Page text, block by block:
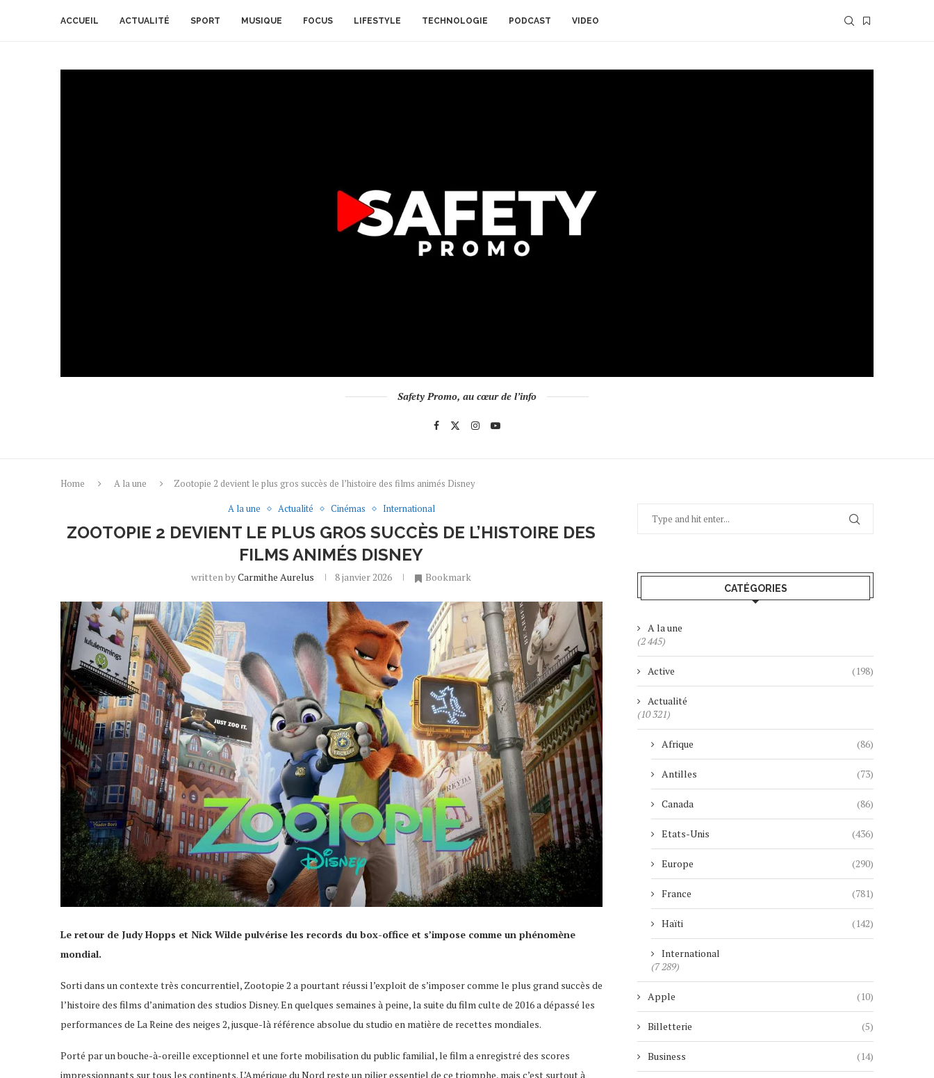
ACCUEIL ACTUALITÉ SPORT MUSIQUE FOCUS LIFESTYLE TECHNOLOGIE PODCAST VIDEO
Safety Promo, au cœur de l’info
Home A la une
Zootopie 2 devient le plus gros succès de l’histoire des films animés Disney
A la une
Actualité Cinémas International
ZOOTOPIE 2 DEVIENT LE PLUS GROS SUCCÈS DE L’HISTOIRE DES
FILMS ANIMÉS DISNEY
written byCarmithe Aurelus 8 janvier 2026 Bookmark
Le retour de Judy Hopps et Nick Wilde pulvérise les records du box-office et s’impose comme un phénomène
mondial.
Sorti dans un contexte très concurrentiel, Zootopie 2 a pourtant réussi l’exploit de s’imposer comme le plus grand succès de
l’histoire des films d’animation des studios Disney. En quelques semaines à peine, la suite du film culte de 2016 a dépassé les
performances de La Reine des neiges 2, jusque-là référence absolue du studio en matière de recettes mondiales.
Porté par un bouche-à-oreille exceptionnel et une forte mobilisation du public familial, le film a enregistré des scores
impressionnants sur tous les continents. L’Amérique du Nord reste un pilier essentiel de ce triomphe, mais c’est surtout à
CATÉGORIES
A la une
(2 445)
Active (198)
Actualité
(10 321)
Afrique (86)
Antilles (73)
Canada (86)
Etats-Unis (436)
Europe (290)
France (781)
Haïti (142)
International
(7 289)
Apple (10)
Billetterie (5)
Business (14)